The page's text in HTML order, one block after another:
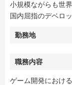
小規模ながらも世
国内屈指のデベロ
勤務地
職務内容
ゲーム開発におけ